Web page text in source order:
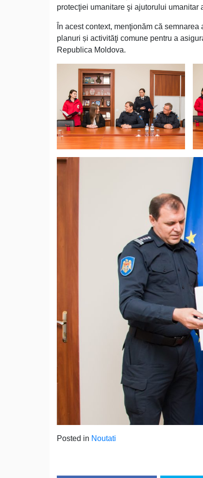
protecţiei umanitare şi ajutorului umanitar
În acest context, menţionăm că
planuri și activităţi comune pentru a
Republica Moldova.
Posted in Noutati